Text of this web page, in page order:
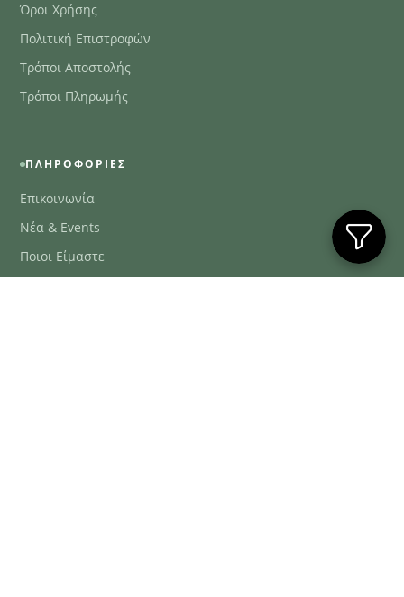
Όροι Χρήσης
Πολιτική Επιστροφών
Τρόποι Αποστολής
Τρόποι Πληρωμής
ΠΛΗΡΟΦΟΡΊΕΣ
Επικοινωνία
Νέα & Events
Ποιοι Είμαστε